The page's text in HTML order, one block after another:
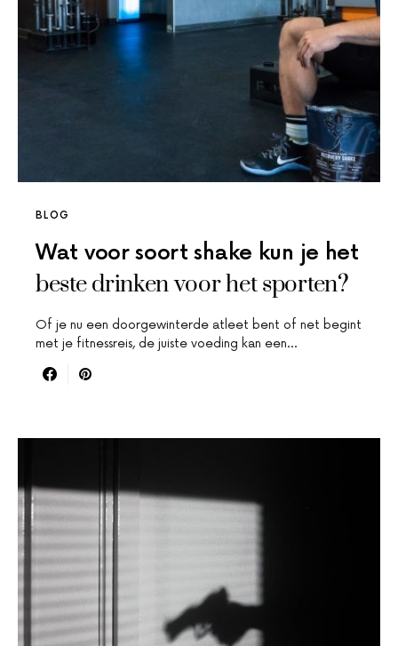
BLOG
Wat voor soort shake kun je het
beste drinken voor het sporten?
Of je nu een doorgewinterde atleet bent of net begint
met je fitnessreis, de juiste voeding kan een…